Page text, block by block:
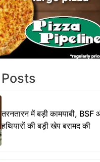
तरनतारन में बड़ी कामयाबी,
हथियारों की बड़ी खेप बरामद की